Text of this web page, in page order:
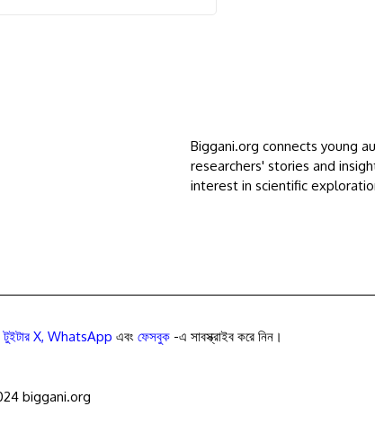
Biggani.org connects young
researchers' stories and
interest in scientific
টুইটার X, WhatsApp এবং ফেসবুক -এ সাবস্ক্রাইব করে নিন।
biggani.org